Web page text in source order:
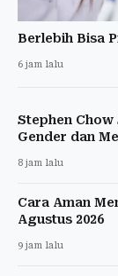
Berlebih Bisa
6 jam lalu
Stephen
Gender dan
8 jam lalu
Cara Aman
Agustus 2026
9 jam lalu